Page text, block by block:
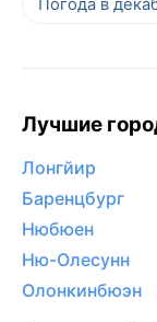
Погода в
Лучшие
Лонгйир
Баренцбург
Нюбюен
Ню-Олесунн
Олонкинбюэн